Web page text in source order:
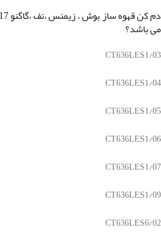
می باشد؟
CT636LES1/03
CT636LES1/04
CT636LES1/05
CT636LES1/06
CT636LES1/07
CT636LES1/09
CT636LES6/02